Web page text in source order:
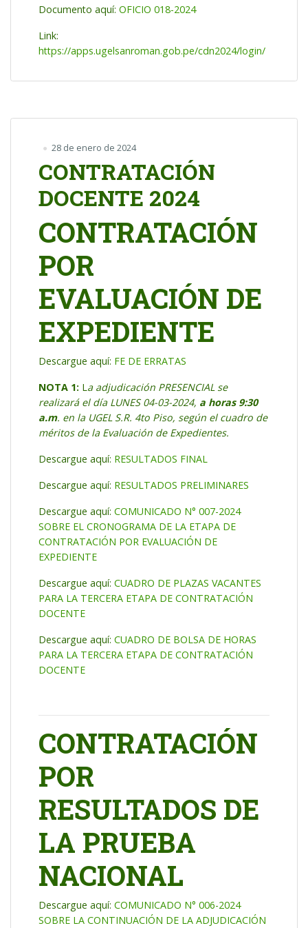
Documento aquí: OFICIO 018-2024
Link:
https://apps.ugelsanroman.gob.pe/cdn2024/login/
28 de enero de 2024
CONTRATACIÓN
DOCENTE 2024
CONTRATACIÓN
POR
EVALUACIÓN DE
EXPEDIENTE
Descargue aquí: FE DE ERRATAS
NOTA 1: La adjudicación PRESENCIAL se
realizará el día LUNES 04-03-2024, a horas 9:30
a.m. en la UGEL S.R. 4to Piso, según el cuadro de
méritos de la Evaluación de Expedientes.
Descargue aquí: RESULTADOS FINAL
Descargue aquí: RESULTADOS PRELIMINARES
Descargue aquí: COMUNICADO N° 007-2024
SOBRE EL CRONOGRAMA DE LA ETAPA DE
CONTRATACIÓN POR EVALUACIÓN DE
EXPEDIENTE
Descargue aquí: CUADRO DE PLAZAS VACANTES
PARA LA TERCERA ETAPA DE CONTRATACIÓN
DOCENTE
Descargue aquí: CUADRO DE BOLSA DE HORAS
PARA LA TERCERA ETAPA DE CONTRATACIÓN
DOCENTE
CONTRATACIÓN
POR
RESULTADOS DE
LA PRUEBA
NACIONAL
Descargue aquí: COMUNICADO N° 006-2024
SOBRE LA CONTINUACIÓN DE LA ADJUDICACIÓN